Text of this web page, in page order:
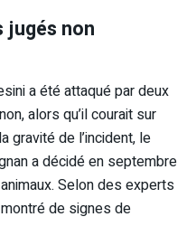
jugés non
a été attaqué par deux
alors qu’il courait sur
gravité de l’incident, le
a décidé en septembre
Selon des experts
de signes de